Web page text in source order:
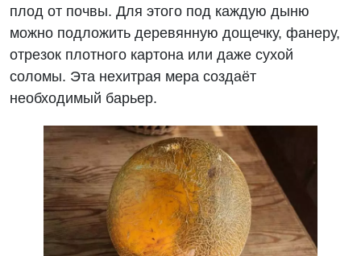
плод от почвы. Для этого под каждую дыню
можно подложить деревянную дощечку, фанеру,
отрезок плотного картона или даже сухой
соломы. Эта нехитрая мера создаёт
необходимый барьер.